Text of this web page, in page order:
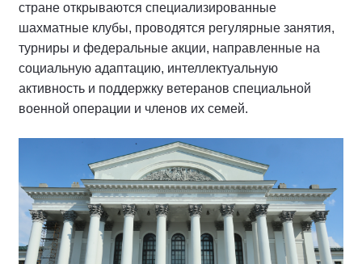
стране открываются специализированные
шахматные клубы, проводятся регулярные занятия,
турниры и федеральные акции, направленные на
социальную адаптацию, интеллектуальную
активность и поддержку ветеранов специальной
военной операции и членов их семей.